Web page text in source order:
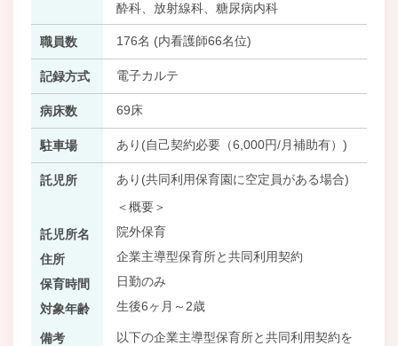
酔科、放射線科、糖尿病内科
職員数 176名 (内看護師66名位)
記録方式 電子カルテ
病床数 69床
駐車場 あり(自己契約必要（6,000円/月補助有）)
託児所
あり(共同利用保育園に空定員がある場合)
＜概要＞
託児所名
院外保育
住所
企業主導型保育所と共同利用契約
保育時間
日勤のみ
対象年齢
生後6ヶ月～2歳
備考
以下の企業主導型保育所と共同利用契約を